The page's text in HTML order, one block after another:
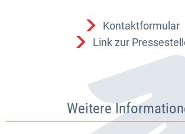
Kontaktformular
Link zur
Weitere